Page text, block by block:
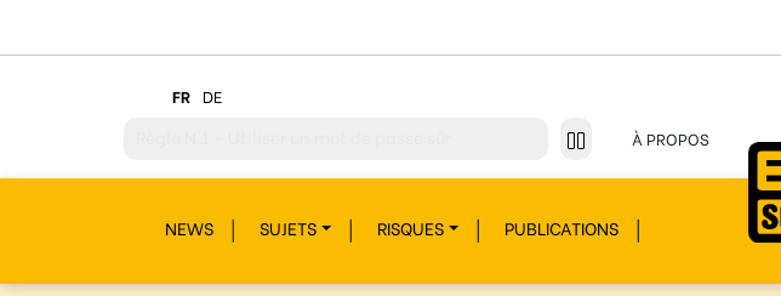
FR DE
RègleN°3 – Réfléchir à ce que l’on publie
RègleN°4 – Respecter les autres
RègleN°5 – Se protéger du piratage
À PROPOS
NEWS SUJETS RISQUES PUBLICATIONS